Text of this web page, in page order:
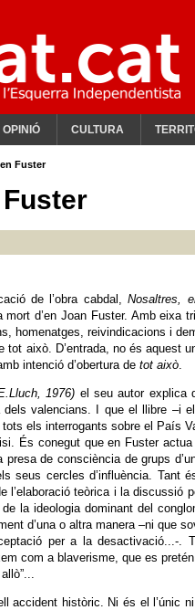
OPINIÓ CULTURA
Fuster
de l’obra cabdal,Nosaltres,
d’en Joan Fuster. Amb eixa
homenatges, reivindicacions i
això. D’entrada, no és aquest
intenció d’obertura de tot això.
1976) el seu autor explica
valencians. I que el llibre –i
tots els interrogants sobre el País
És conegut que en Fuster
presa de consciència de grups
seus cercles d’influència. Tant
l’elaboració teòrica i la discussió
la ideologia dominant del
d’una o altra manera –ni que
per a la desactivació...-.
com a blaverisme, que es
accident històric. Ni és el l’únic